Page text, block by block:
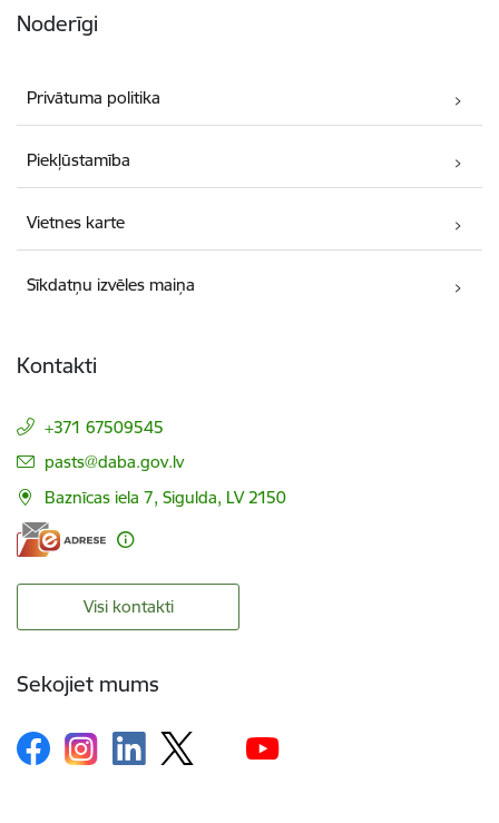
Noderīgi
Privātuma politika
Piekļūstamība
Vietnes karte
Sīkdatņu izvēles maiņa
Kontakti
+371 67509545
E-pasts:
pasts@daba.gov.lv
Baznīcas iela 7, Sigulda, LV 2150
Visi kontakti
Sekojiet mums